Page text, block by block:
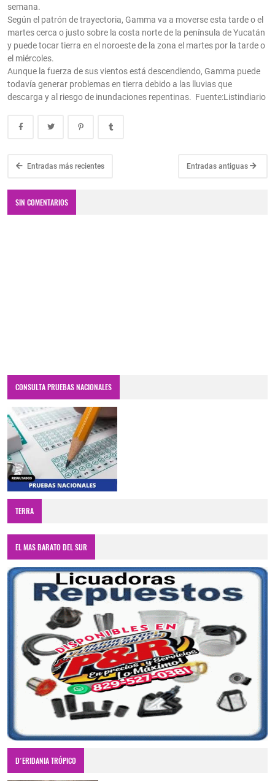
semana.
Según el patrón de trayectoria, Gamma va a moverse esta tarde o el
martes cerca o justo sobre la costa norte de la península de Yucatán
y puede tocar tierra en el noroeste de la zona el martes por la tarde o
el miércoles.
Aunque la fuerza de sus vientos está descendiendo, Gamma puede
todavía generar problemas en tierra debido a las lluvias que
descarga y al riesgo de inundaciones repentinas. Fuente:Listindiario
Entradas más recientes Entradas antiguas
SIN COMENTARIOS
CONSULTA PRUEBAS NACIONALES
TERRA
EL MAS BARATO DEL SUR
D´ERIDANIA TRÓPICO